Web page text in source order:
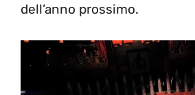
dell’anno prossimo.